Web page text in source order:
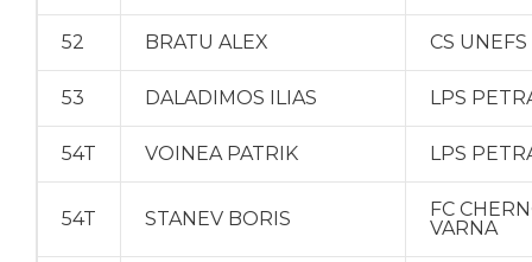
52 BRATU ALEX CS
53 DALADIMOS ILIAS LPS
54T VOINEA PATRIK LPS
54T STANEV BORIS
FC
VARNA